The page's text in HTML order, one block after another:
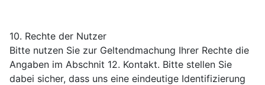
10. Rechte der Nutzer
Bitte nutzen Sie zur Geltendmachung Ihrer Rechte die
Angaben im Abschnit 12. Kontakt. Bitte stellen Sie
dabei sicher, dass uns eine eindeutige Identifizierung